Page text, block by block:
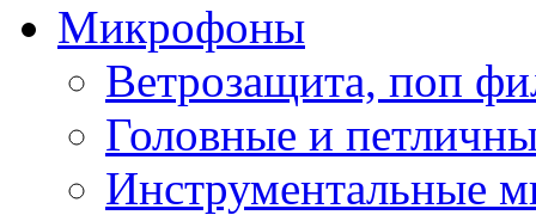
Микрофоны
Ветрозащита, поп
Головные и
Инструментальные